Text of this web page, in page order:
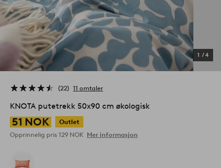
1 /4
22 11 omtaler
KNOTA putetrekk 50x90 cm økologisk
51 NOK
Outlet
Opprinnelig pris 129 NOK Mer informasjon